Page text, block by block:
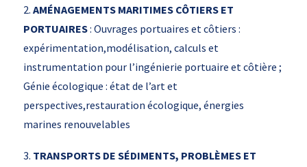
2. AMÉNAGEMENTS MARITIMES CÔTIERS ET
PORTUAIRES: Ouvrages portuaires et côtiers :
expérimentation,modélisation, calculs et
instrumentation pour l’ingénierie portuaire et côtière ;
Génie écologique : état de l’art et
perspectives,restauration écologique, énergies
marines renouvelables
3. TRANSPORTS DE SÉDIMENTS, PROBLÈMES ET